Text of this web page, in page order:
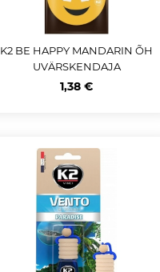
K2 BE HAPPY MANDARIN ÕH
UVÄRSKENDAJA
1,38 €